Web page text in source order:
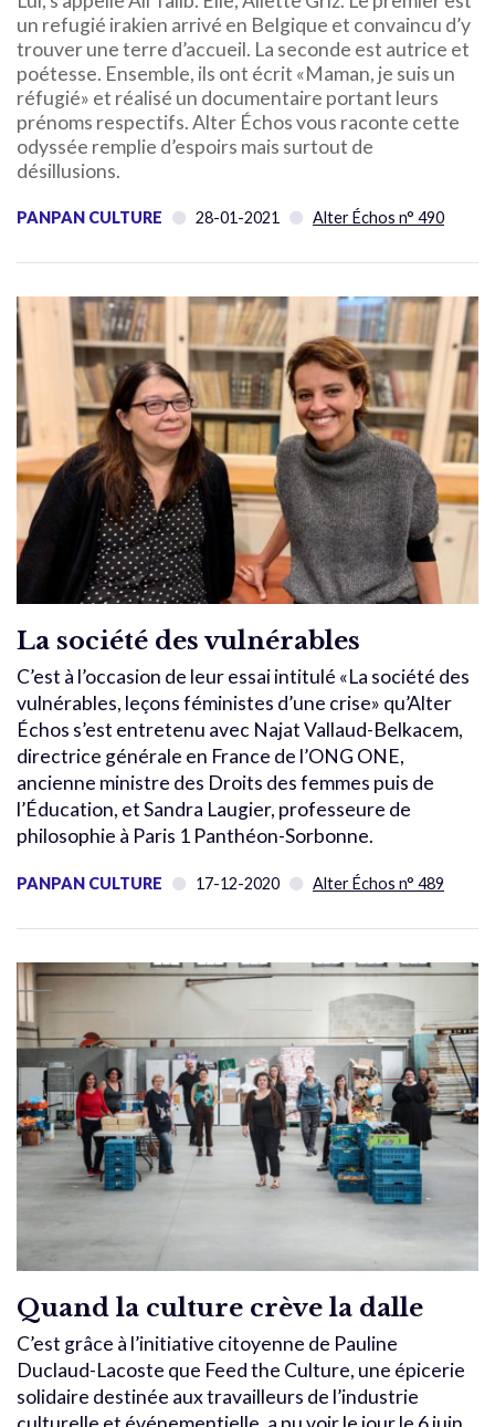
un refugié irakien arrivé en Belgique et convaincu d’y
trouver une terre d’accueil. La seconde est autrice et
poétesse. Ensemble, ils ont écrit «Maman, je suis un
réfugié» et réalisé un documentaire portant leurs
prénoms respectifs. Alter Échos vous raconte cette
odyssée remplie d’espoirs mais surtout de
désillusions.
PANPAN CULTURE 28-01-2021 Alter Échos n° 490
La société des vulnérables
C’est à l’occasion de leur essai intitulé «La société des
vulnérables, leçons féministes d’une crise» qu’Alter
Échos s’est entretenu avec Najat Vallaud-Belkacem,
directrice générale en France de l’ONG ONE,
ancienne ministre des Droits des femmes puis de
l’Éducation, et Sandra Laugier, professeure de
philosophie à Paris 1 Panthéon-Sorbonne.
PANPAN CULTURE 17-12-2020 Alter Échos n° 489
Quand la culture crève la dalle
C’est grâce à l’initiative citoyenne de Pauline
Duclaud-Lacoste que Feed the Culture, une épicerie
solidaire destinée aux travailleurs de l’industrie